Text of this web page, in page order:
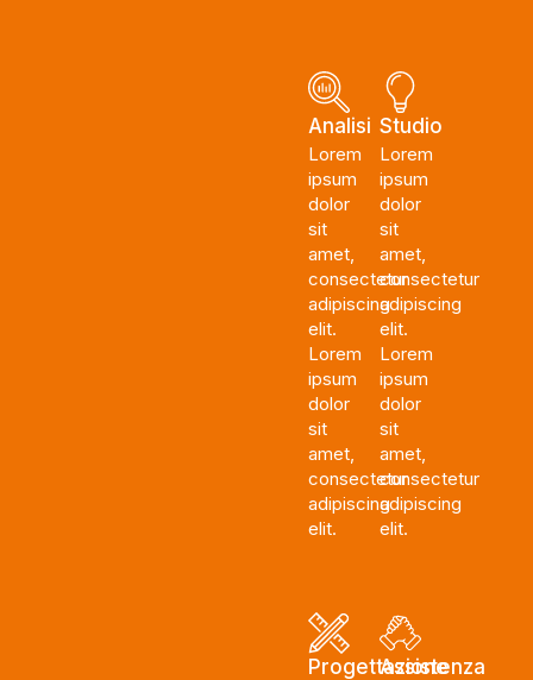
Analisi
Lorem
ipsum
dolor
sit
amet,
consectetur
adipiscing
elit.
Lorem
ipsum
dolor
sit
amet,
consectetur
adipiscing
elit.
Studio
Lorem
ipsum
dolor
sit
amet,
consectetur
adipiscing
elit.
Lorem
ipsum
dolor
sit
amet,
consectetur
adipiscing
elit.
Progettazione
Assistenza